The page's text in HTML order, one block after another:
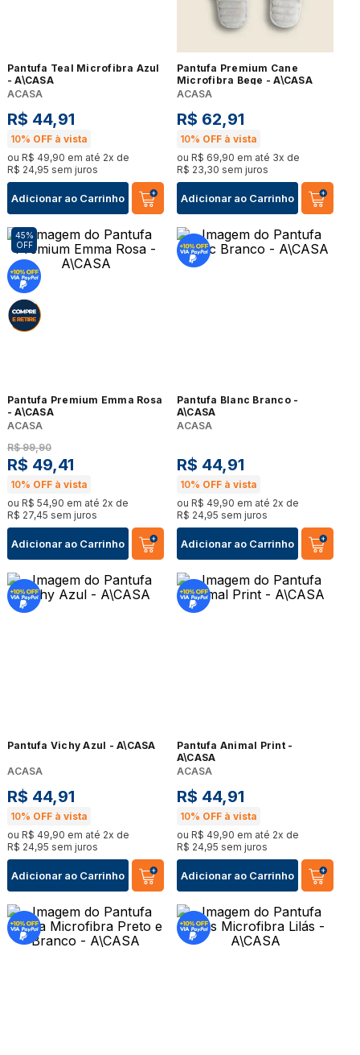
Pantufa Teal Microfibra Azul
- A\CASA
ACASA
R$ 44,91
10% OFF à vista
ou R$ 49,90 em até 2x de
R$ 24,95 sem juros
Adicionar ao Carrinho
Pantufa Premium Cane
Microfibra Bege - A\CASA
ACASA
R$ 62,91
10% OFF à vista
ou R$ 69,90 em até 3x de
R$ 23,30 sem juros
Adicionar ao Carrinho
45%
OFF
Pantufa Premium Emma Rosa
- A\CASA
ACASA
R$ 99,90
R$ 49,41
10% OFF à vista
ou R$ 54,90 em até 2x de
R$ 27,45 sem juros
Adicionar ao Carrinho
Pantufa Blanc Branco -
A\CASA
ACASA
R$ 44,91
10% OFF à vista
ou R$ 49,90 em até 2x de
R$ 24,95 sem juros
Adicionar ao Carrinho
Pantufa Vichy Azul - A\CASA
ACASA
R$ 44,91
10% OFF à vista
ou R$ 49,90 em até 2x de
R$ 24,95 sem juros
Adicionar ao Carrinho
Pantufa Animal Print -
A\CASA
ACASA
R$ 44,91
10% OFF à vista
ou R$ 49,90 em até 2x de
R$ 24,95 sem juros
Adicionar ao Carrinho